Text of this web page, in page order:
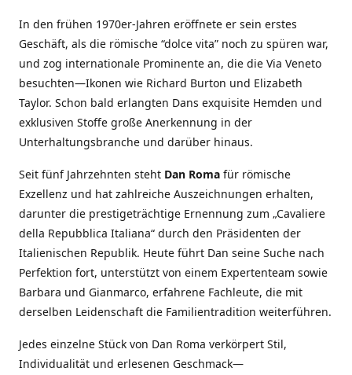
In den frühen 1970er-Jahren eröffnete er sein erstes
Geschäft, als die römische “dolce vita” noch zu spüren war,
und zog internationale Prominente an, die die Via Veneto
besuchten—Ikonen wie Richard Burton und Elizabeth
Taylor. Schon bald erlangten Dans exquisite Hemden und
exklusiven Stoffe große Anerkennung in der
Unterhaltungsbranche und darüber hinaus.
Seit fünf Jahrzehnten steht Dan Roma für römische
Exzellenz und hat zahlreiche Auszeichnungen erhalten,
darunter die prestigeträchtige Ernennung zum „Cavaliere
della Repubblica Italiana“ durch den Präsidenten der
Italienischen Republik. Heute führt Dan seine Suche nach
Perfektion fort, unterstützt von einem Expertenteam sowie
Barbara und Gianmarco, erfahrene Fachleute, die mit
derselben Leidenschaft die Familientradition weiterführen.
Jedes einzelne Stück von Dan Roma verkörpert Stil,
Individualität und erlesenen Geschmack—